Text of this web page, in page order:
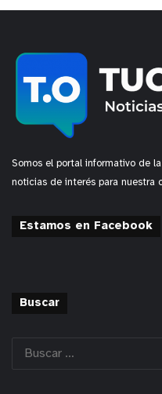
Somos el portal informativo de
noticias de interés para nuestra
Estamos en Facebook
Buscar